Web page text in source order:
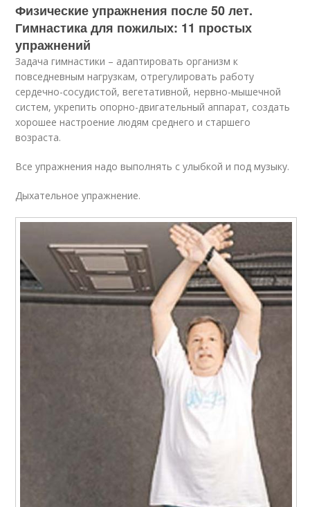
Физические упражнения после 50 лет.
Гимнастика для пожилых: 11 простых
упражнений
Задача гимнастики – адаптировать организм к
повседневным нагрузкам, отрегулировать работу
сердечно-сосудистой, вегетативной, нервно-мышечной
систем, укрепить опорно-двигательный аппарат, создать
хорошее настроение людям среднего и старшего
возраста.
Все упражнения надо выполнять с улыбкой и под музыку.
Дыхательное упражнение.